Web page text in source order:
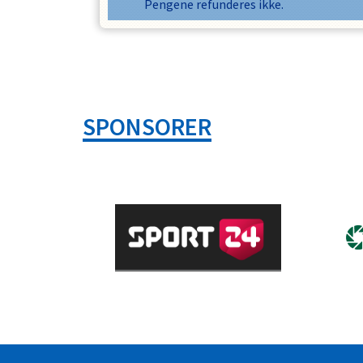
Pengene refunderes ikke.
SPONSORER